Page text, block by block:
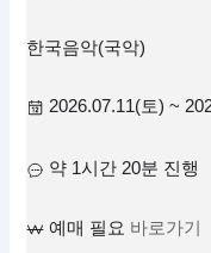
한국음악(국악)
2026.07.11(토) ~
약 1시간 20분 진행
예매 필요 바로가기